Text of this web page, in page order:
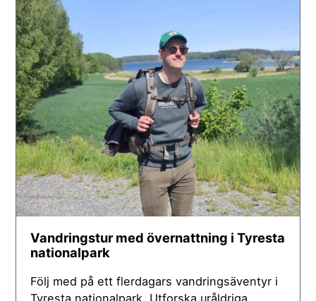
Vandringstur med övernattning i Tyresta
nationalpark
Följ med på ett flerdagars vandringsäventyr i
Tyresta nationalpark. Utforska uråldriga